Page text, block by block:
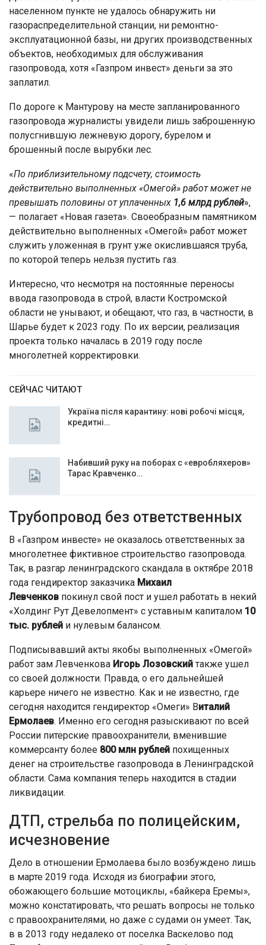
населенном пункте не удалось обнаружить ни
газораспределительной станции, ни ремонтно-
эксплуатационной базы, ни других производственных
объектов, необходимых для обслуживания
газопровода, хотя «Газпром инвест» деньги за это
заплатил.
По дороге к Мантурову на месте запланированного
газопровода журналисты увидели лишь заброшенную
полусгнившую лежневую дорогу, бурелом и
брошенный после вырубки лес.
«По приблизительному подсчету, стоимость
действительно выполненных «Омегой» работ может не
превышать половины от уплаченных 1,6 млрд рублей»,
— полагает «Новая газета». Своеобразным памятником
действительно выполненных «Омегой» работ может
служить уложенная в грунт уже окислившаяся труба,
по которой теперь нельзя пустить газ.
Интересно, что несмотря на постоянные переносы
ввода газопровода в строй, власти Костромской
области не унывают, и обещают, что газ, в частности, в
Шарье будет к 2023 году. По их версии, реализация
проекта только началась в 2019 году после
многолетней корректировки.
СЕЙЧАС ЧИТАЮТ
Україна після карантину: нові робочі місця,
кредитні…
Набивший руку на поборах с «евробляхеров»
Тарас Кравченко…
Трубопровод без ответственных
В «Газпром инвесте» не оказалось ответственных за
многолетнее фиктивное строительство газопровода.
Так, в разгар ленинградского скандала в октябре 2018
года гендиректор заказчика Михаил
Левченков покинул свой пост и ушел работать в некий
«Холдинг Рут Девелопмент» с уставным капиталом 10
тыс. рублей и нулевым балансом.
Подписывавший акты якобы выполненных «Омегой»
работ зам Левченкова Игорь Лозовский также ушел
со своей должности. Правда, о его дальнейшей
карьере ничего не известно. Как и не известно, где
сегодня находится гендиректор «Омеги» Виталий
Ермолаев. Именно его сегодня разыскивают по всей
России питерские правоохранители, вменившие
коммерсанту более 800 млн рублей похищенных
денег на строительстве газопровода в Ленинградской
области. Сама компания теперь находится в стадии
ликвидации.
ДТП, стрельба по полицейским,
исчезновение
Дело в отношении Ермолаева было возбуждено лишь
в марте 2019 года. Исходя из биографии этого,
обожающего большие мотоциклы, «байкера Еремы»,
можно констатировать, что решать вопросы не только
с правоохранителями, но даже с судами он умеет. Так,
в в 2013 году недалеко от поселка Васкелово под